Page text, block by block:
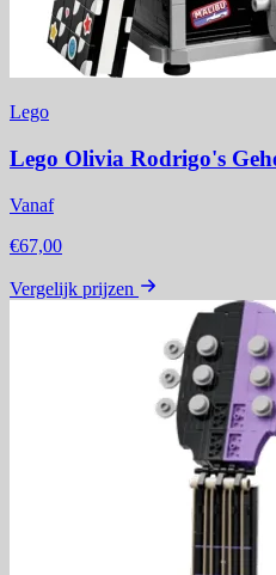
Lego
Lego Olivia Rodrigo's
Vanaf
€67,00
Vergelijk prijzen